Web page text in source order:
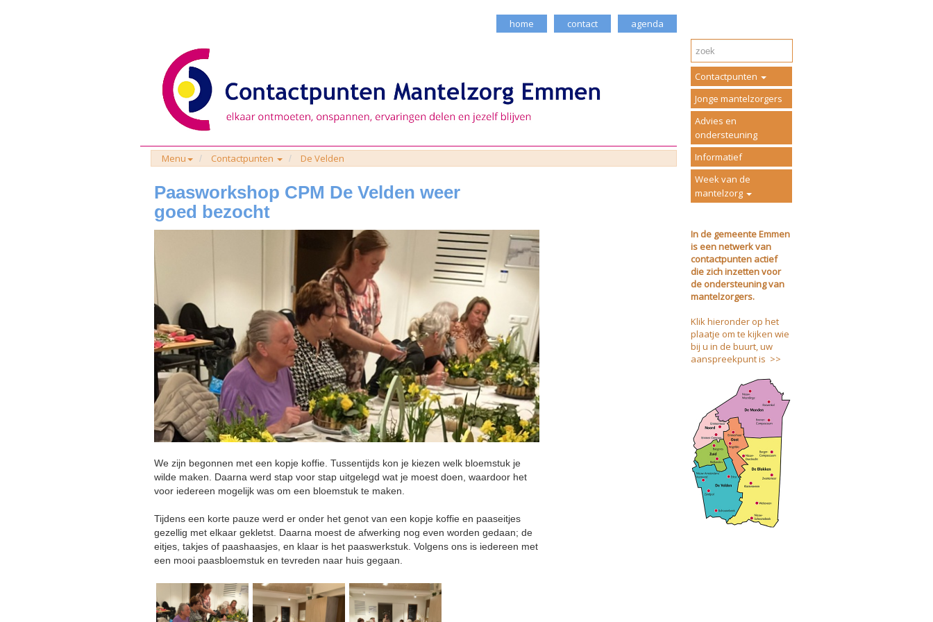
home contact agenda
Menu Contactpunten De Velden
Paasworkshop CPM De Velden weer
goed bezocht
We zijn begonnen met een kopje koffie. Tussentijds kon je kiezen welk bloemstuk je
wilde maken. Daarna werd stap voor stap uitgelegd wat je moest doen, waardoor het
voor iedereen mogelijk was om een bloemstuk te maken.
Tijdens een korte pauze werd er onder het genot van een kopje koffie en paaseitjes
gezellig met elkaar gekletst. Daarna moest de afwerking nog even worden gedaan; de
eitjes, takjes of paashaasjes, en klaar is het paaswerkstuk. Volgens ons is iedereen met
een mooi paasbloemstuk en tevreden naar huis gegaan.
Contactpunten
Jonge mantelzorgers
Advies en
ondersteuning
Informatief
Week van de
mantelzorg
In de gemeente Emmen
is een netwerk van
contactpunten actief
die zich inzetten voor
de ondersteuning van
mantelzorgers.
Klik hieronder op het
plaatje om te kijken wie
bij u in de buurt, uw
aanspreekpunt is >>